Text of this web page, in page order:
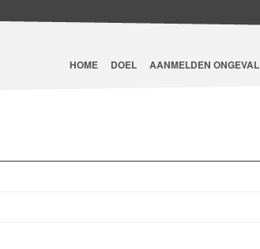
HOME DOEL AANMELDEN ONGEVAL